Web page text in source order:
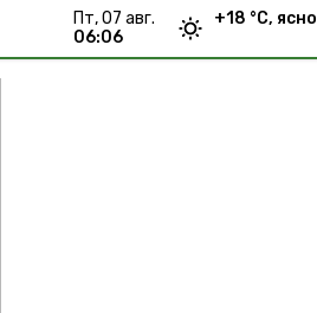
пт, 07 авг.
06:06
+18 °С, ясно